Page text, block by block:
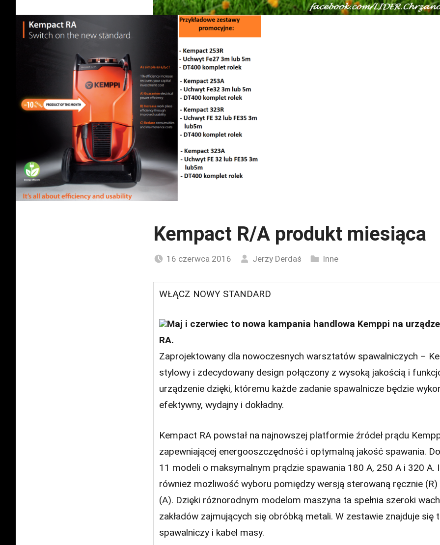
Kempact R/A produkt miesiąca
16 czerwca 2016 Jerzy Derdaś Inne
WŁĄCZ NOWY STANDARD
Maj i czerwiec to nowa kampania handlowa Kemppi na
RA.
Zaprojektowany dla nowoczesnych warsztatów spawalniczych –
stylowy i zdecydowany design połączony z wysoką jakością i
urządzenie dzięki, któremu każde zadanie spawalnicze będzie
efektywny, wydajny i dokładny.
Kempact RA powstał na najnowszej platformie źródeł prądu
zapewniającej energooszczędność i optymalną jakość spawania.
11 modeli o maksymalnym prądzie spawania 180 A, 250 A i 320 A.
również możliwość wyboru pomiędzy wersją sterowaną ręcznie
(A). Dzięki różnorodnym modelom maszyna ta spełnia szeroki
zakładów zajmujących się obróbką metali. W zestawie znajduje się
spawalniczy i kabel masy.